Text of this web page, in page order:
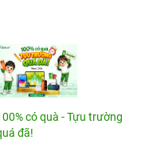
có quà - Tựu trường
đã!